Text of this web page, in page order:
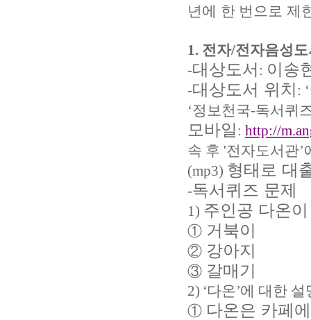
년에 한 번으로 제
1. 전자/전자음성
-대상도서 : 이송
-대상도서 위치 : ‘
‘정보천국-독서퀴
모바일: http://
속 후 '전자도서관’
(mp3) 형태로 대
-독서퀴즈 문제
1) 주인공 다온
① 거북이
② 강아지
③ 갈매기
2) ‘다온’에 대한
① 다온은 카페